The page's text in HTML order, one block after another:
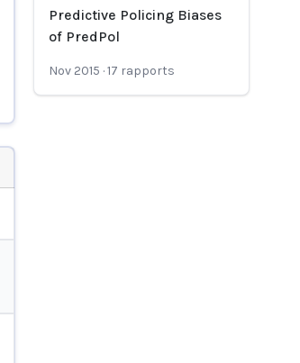
Predictive Policing Biases
of PredPol
Nov 2015 ·17 rapports